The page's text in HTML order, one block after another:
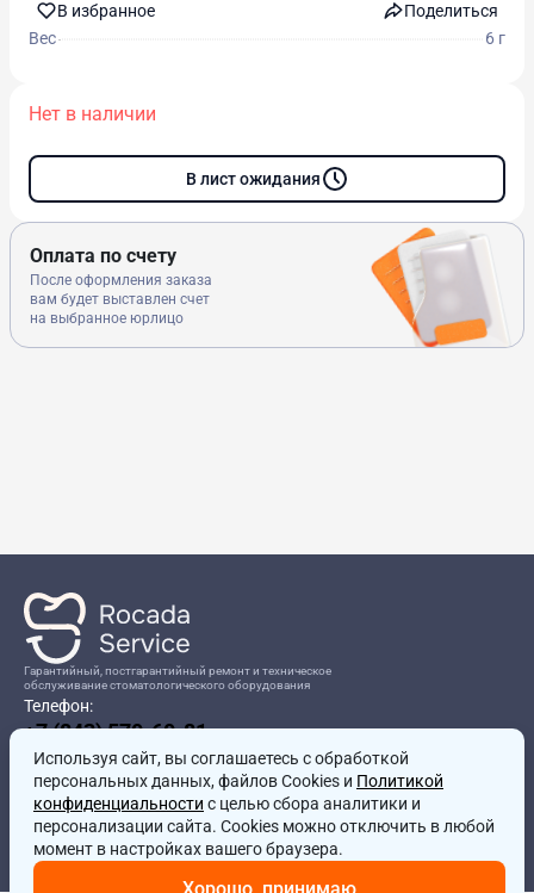
В избранноe
Поделиться
Вес
6 г
Нет в наличии
В лист ожидания
Оплата по счету
После оформления заказа
вам будет выставлен счет
на выбранное юрлицо
Гарантийный, постгарантийный ремонт и техническое
обслуживание стоматологического оборудования
Телефон:
+7 (843) 570-60-81
Режим работы:8:00-17:00
Адрес:
г.Казань, ул.Проспект Победы, д.204в
Почта:
service@rocadamed.ru
Используя сайт, вы соглашаетесь с обработкой
персональных данных, файлов Cookies и Политикой
конфиденциальности с целью сбора аналитики и
персонализации сайта. Cookies можно отключить в любой
момент в настройках вашего браузера.